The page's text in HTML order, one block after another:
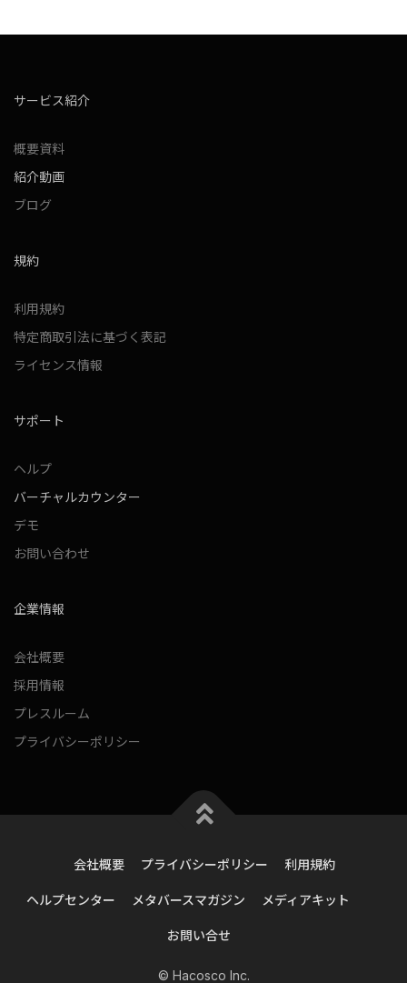
サービス紹介
概要資料
紹介動画
ブログ
規約
利用規約
特定商取引法に基づく表記
ライセンス情報
サポート
ヘルプ
バーチャルカウンター
デモ
お問い合わせ
企業情報
会社概要
採用情報
プレスルーム
プライバシーポリシー
会社概要 プライバシーポリシー 利用規約
ヘルプセンター メタバースマガジン メディアキット
お問い合せ
© Hacosco Inc.